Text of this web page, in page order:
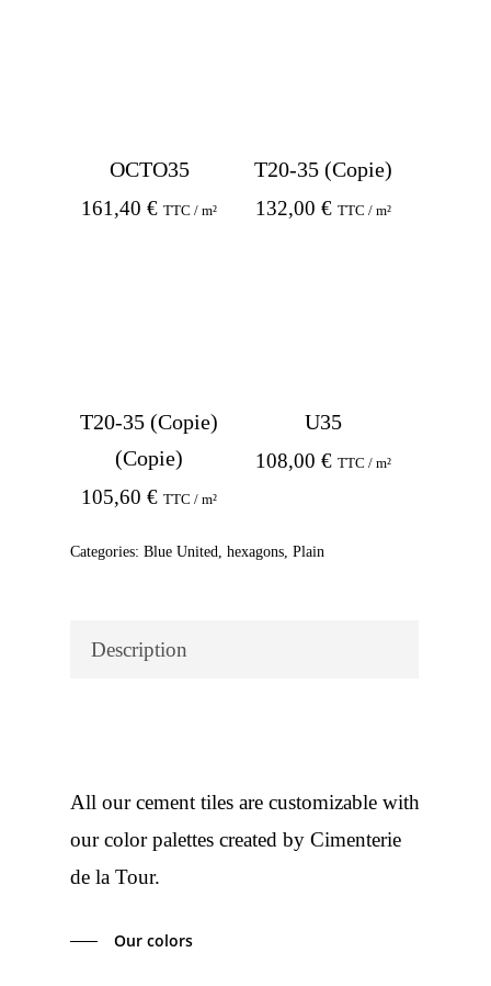
OCTO35
161,40€ TTC / m²
T20-35 (Copie)
132,00€ TTC / m²
T20-35 (Copie)
(Copie)
105,60€ TTC / m²
U35
108,00€ TTC / m²
Categories: Blue United, hexagons, Plain
Description
All our cement tiles are customizable with
our color palettes created by Cimenterie
de la Tour.
Our colors